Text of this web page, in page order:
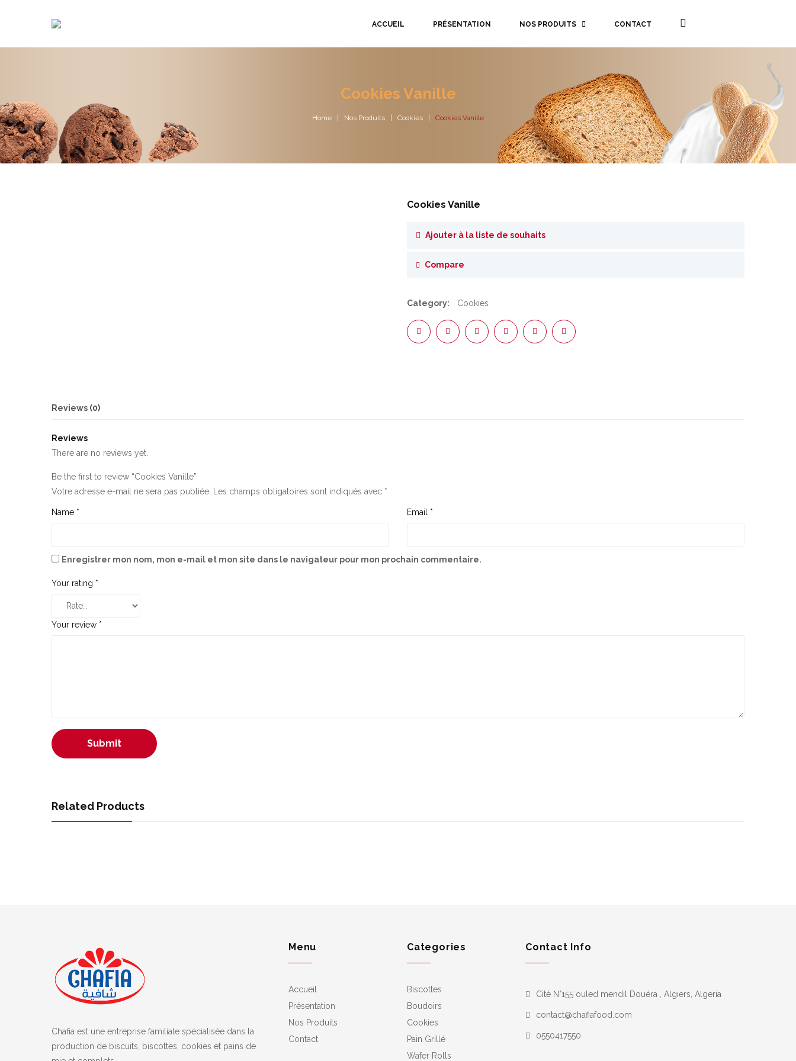
ACCUEIL PRÉSENTATION NOS PRODUITS CONTACT
Cookies Vanille
Home Nos Produits Cookies Cookies Vanille
Cookies Vanille
Ajouter à la liste de souhaits
Compare
Category: Cookies
Reviews (0)
Reviews
There are no reviews yet.
Be the first to review “Cookies Vanille”
Votre adresse e-mail ne sera pas publiée.
Les champs obligatoires sont indiqués avec *
Name * Email *
Enregistrer mon nom, mon e-mail et mon site dans le navigateur pour mon prochain commentaire.
Your rating *
Your review *
Submit
Related Products
Chafia est une entreprise familiale spécialisée dans la
production de biscuits, biscottes, cookies et pains de
Menu
Accueil
Présentation
Nos Produits
Contact
Categories
Biscottes
Boudoirs
Cookies
Pain Grillé
Wafer Rolls
Contact Info
Cité N°155 ouled mendil Douéra , Algiers, Algeria
contact@chafiafood.com
0550417550